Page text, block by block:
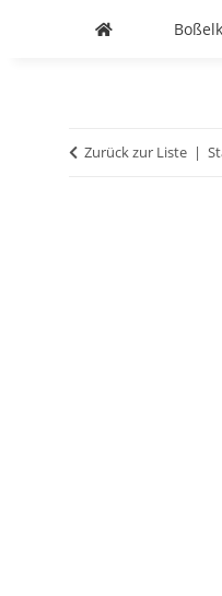
Zurück zur Liste